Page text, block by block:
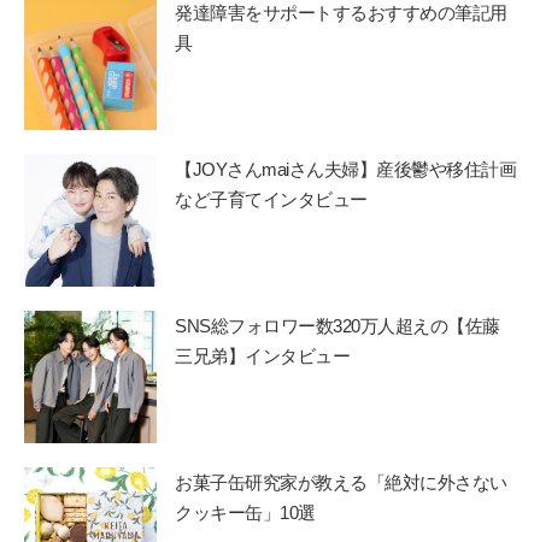
発達障害をサポートするおすすめの筆記用
具
【JOYさんmaiさん夫婦】産後鬱や移住計画
など子育てインタビュー
SNS総フォロワー数320万人超えの【佐藤
三兄弟】インタビュー
お菓子缶研究家が教える「絶対に外さない
クッキー缶」10選